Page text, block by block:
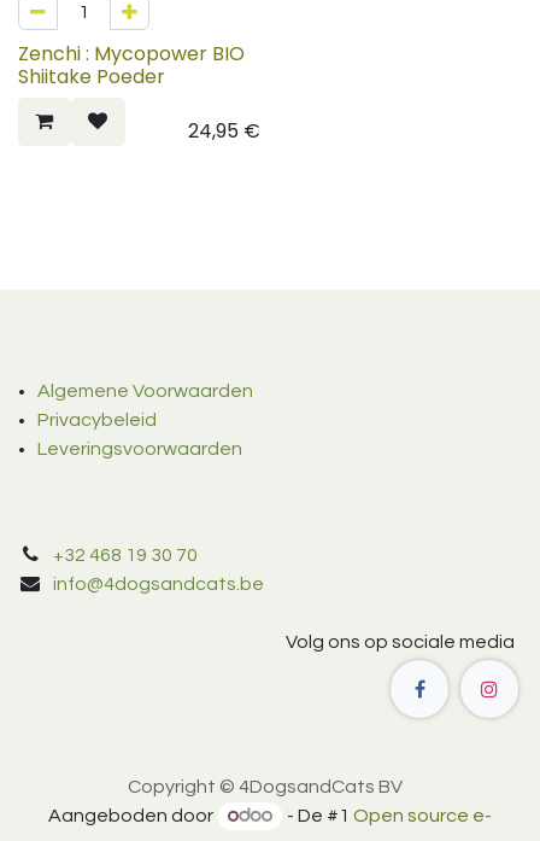
Zenchi : Mycopower BIO
Shiitake Poeder
24,95€
Algemene Voorwaarden
Privacybeleid
Leveringsvoorwaarden
+32 468 19 30 70
info@4dogsandcats.be
Volg ons op sociale media
Copyright © 4DogsandCats BV
Aangeboden door
- De #1 Open source e-